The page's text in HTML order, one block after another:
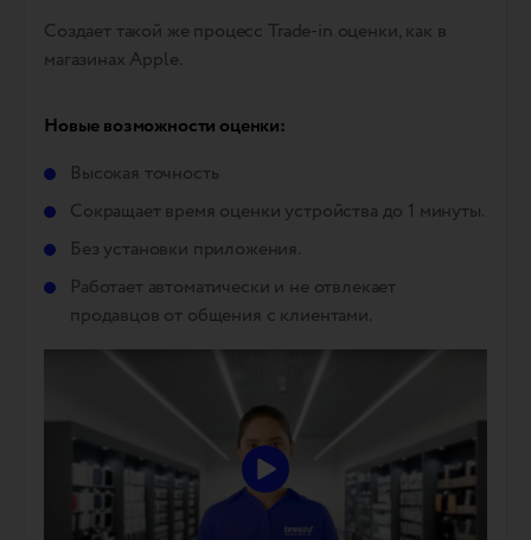
Создает такой же процесс Trade-in оценки, как в
магазинах Apple.
Новые возможности оценки:
Высокая точность
Сокращает время оценки устройства до 1 минуты.
Без установки приложения.
Работает автоматически и не отвлекает
продавцов от общения с клиентами.